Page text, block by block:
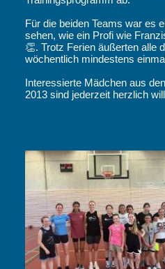
Für die beiden Teams war es
sehen, wie ein Profi wie
👏. Trotz Ferien äußerten alle
wöchentlich mindestens
Interessierte Mädchen aus
2013 sind jederzeit herzlich